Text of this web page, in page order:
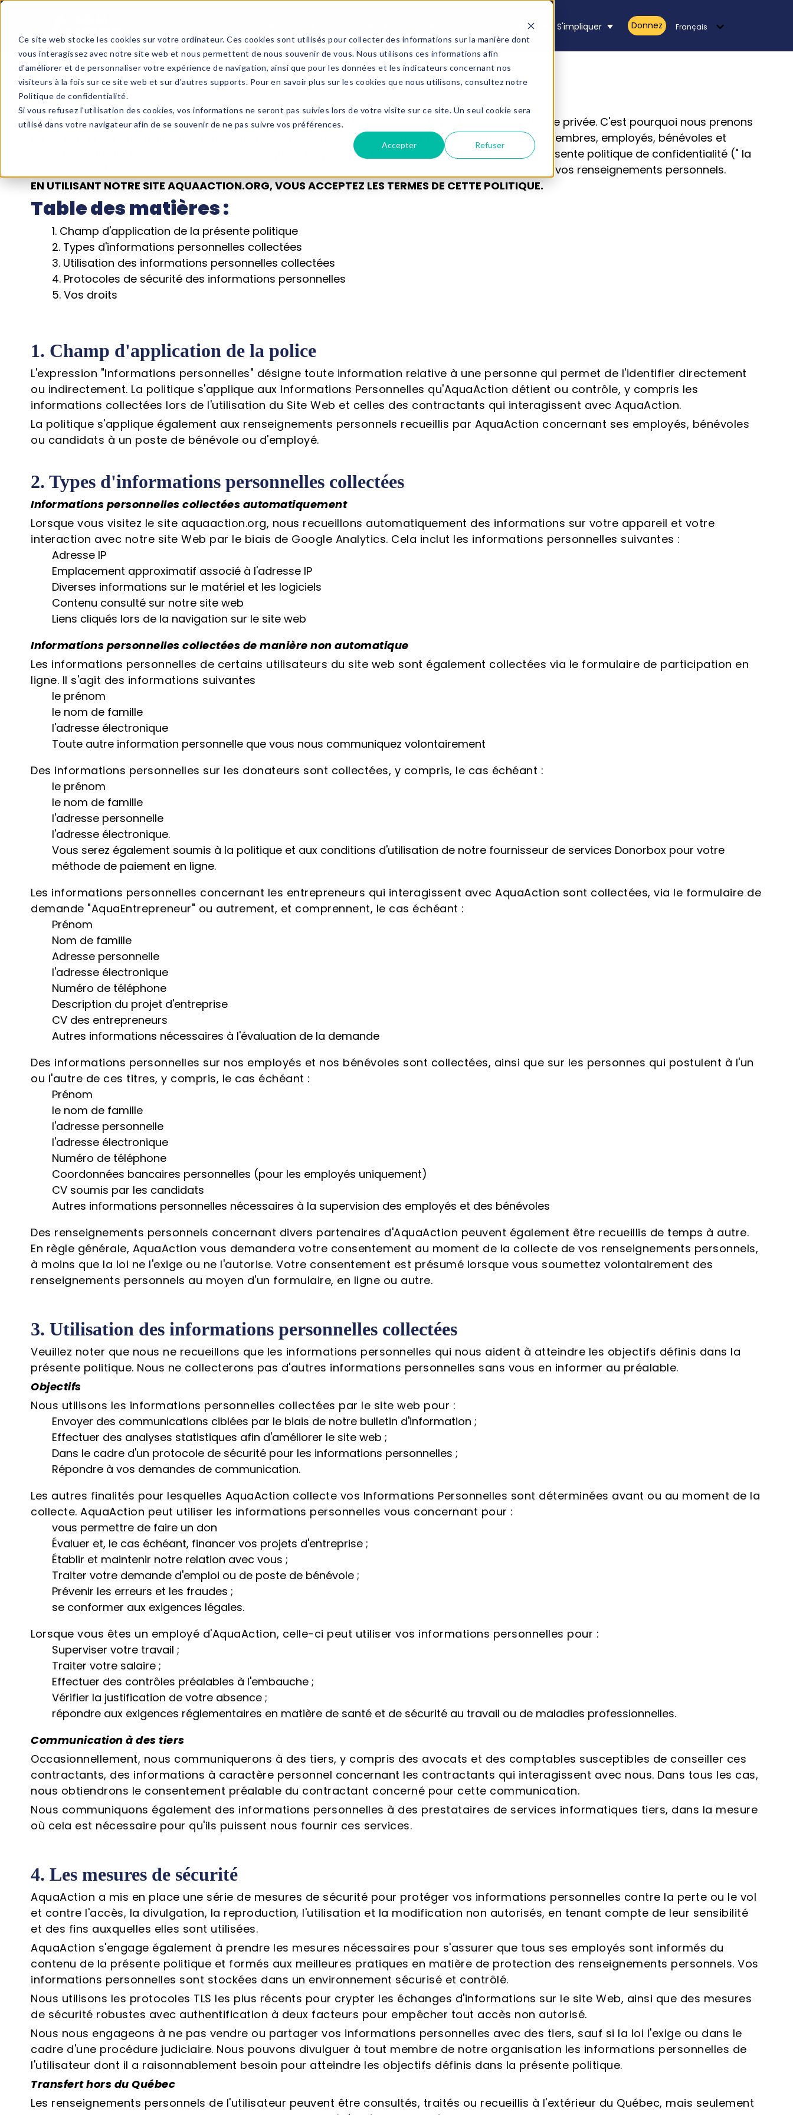
Ce site web stocke les cookies sur votre ordinateur. Ces cookies sont utilisés pour collecter des informations sur la manière dont
vous interagissez avec notre site web et nous permettent de nous souvenir de vous. Nous utilisons ces informations afin
d'améliorer et de personnaliser votre expérience de navigation, ainsi que pour les données et les indicateurs concernant nos
visiteurs à la fois sur ce site web et sur d'autres supports. Pour en savoir plus sur les cookies que nous utilisons, consultez notre
Politique de confidentialité.
Si vous refusez l'utilisation des cookies, vos informations ne seront pas suivies lors de votre visite sur ce site. Un seul cookie sera
utilisé dans votre navigateur afin de se souvenir de ne pas suivre vos préférences.
Accepter Refuser
Show submenu for Programmes
Nouvelles Show submenu for Nouvelles
S'impliquer Show submenu for S'impliquer
Donnez Français
Politique de confidentialité
aquaaction.org
AquaAction (" AquaAction " ou " nous ") accorde une grande importance à la protection de votre vie privée. C'est pourquoi nous prenons
au sérieux la confidentialité des renseignements personnels (tels que définis ci-dessous) de nos membres, employés, bénévoles et
utilisateurs du site Web (le " site Web "), ainsi que le respect des lois applicables à cet égard. La présente politique de confidentialité (" la
politique ") détaille également notre engagement et les mesures prises pour assurer la sécurité de vos renseignements personnels.
EN UTILISANT NOTRE SITE AQUAACTION.ORG, VOUS ACCEPTEZ LES TERMES DE CETTE POLITIQUE.
Table des matières :
1. Champ d'application de la présente politique
2. Types d'informations personnelles collectées
3. Utilisation des informations personnelles collectées
4. Protocoles de sécurité des informations personnelles
5. Vos droits
1. Champ d'application de la police
L'expression "Informations personnelles" désigne toute information relative à une personne qui permet de l'identifier directement
ou indirectement. La politique s'applique aux Informations Personnelles qu'AquaAction détient ou contrôle, y compris les
informations collectées lors de l'utilisation du Site Web et celles des contractants qui interagissent avec AquaAction.
La politique s'applique également aux renseignements personnels recueillis par AquaAction concernant ses employés, bénévoles
ou candidats à un poste de bénévole ou d'employé.
2. Types d'informations personnelles collectées
Informations personnelles collectées automatiquement
Lorsque vous visitez le site aquaaction.org, nous recueillons automatiquement des informations sur votre appareil et votre
interaction avec notre site Web par le biais de Google Analytics. Cela inclut les informations personnelles suivantes :
Adresse IP
Emplacement approximatif associé à l'adresse IP
Diverses informations sur le matériel et les logiciels
Contenu consulté sur notre site web
Liens cliqués lors de la navigation sur le site web
Informations personnelles collectées de manière non automatique
Les informations personnelles de certains utilisateurs du site web sont également collectées via le formulaire de participation en
ligne. Il s'agit des informations suivantes
le prénom
le nom de famille
l'adresse électronique
Toute autre information personnelle que vous nous communiquez volontairement
Des informations personnelles sur les donateurs sont collectées, y compris, le cas échéant :
le prénom
le nom de famille
l'adresse personnelle
l'adresse électronique.
Vous serez également soumis à la politique et aux conditions d'utilisation de notre fournisseur de services Donorbox pour votre
méthode de paiement en ligne.
Les informations personnelles concernant les entrepreneurs qui interagissent avec AquaAction sont collectées, via le formulaire de
demande "AquaEntrepreneur" ou autrement, et comprennent, le cas échéant :
Prénom
Nom de famille
Adresse personnelle
l'adresse électronique
Numéro de téléphone
Description du projet d'entreprise
CV des entrepreneurs
Autres informations nécessaires à l'évaluation de la demande
Des informations personnelles sur nos employés et nos bénévoles sont collectées, ainsi que sur les personnes qui postulent à l'un
ou l'autre de ces titres, y compris, le cas échéant :
Prénom
le nom de famille
l'adresse personnelle
l'adresse électronique
Numéro de téléphone
Coordonnées bancaires personnelles (pour les employés uniquement)
CV soumis par les candidats
Autres informations personnelles nécessaires à la supervision des employés et des bénévoles
Des renseignements personnels concernant divers partenaires d'AquaAction peuvent également être recueillis de temps à autre.
En règle générale, AquaAction vous demandera votre consentement au moment de la collecte de vos renseignements personnels,
à moins que la loi ne l'exige ou ne l'autorise. Votre consentement est présumé lorsque vous soumettez volontairement des
renseignements personnels au moyen d'un formulaire, en ligne ou autre.
3. Utilisation des informations personnelles collectées
Veuillez noter que nous ne recueillons que les informations personnelles qui nous aident à atteindre les objectifs définis dans la
présente politique. Nous ne collecterons pas d'autres informations personnelles sans vous en informer au préalable.
Objectifs
Nous utilisons les informations personnelles collectées par le site web pour :
Envoyer des communications ciblées par le biais de notre bulletin d'information ;
Effectuer des analyses statistiques afin d'améliorer le site web ;
Dans le cadre d'un protocole de sécurité pour les informations personnelles ;
Répondre à vos demandes de communication.
Les autres finalités pour lesquelles AquaAction collecte vos Informations Personnelles sont déterminées avant ou au moment de la
collecte. AquaAction peut utiliser les informations personnelles vous concernant pour :
vous permettre de faire un don
Évaluer et, le cas échéant, financer vos projets d'entreprise ;
Établir et maintenir notre relation avec vous ;
Traiter votre demande d'emploi ou de poste de bénévole ;
Prévenir les erreurs et les fraudes ;
se conformer aux exigences légales.
Lorsque vous êtes un employé d'AquaAction, celle-ci peut utiliser vos informations personnelles pour :
Superviser votre travail ;
Traiter votre salaire ;
Effectuer des contrôles préalables à l'embauche ;
Vérifier la justification de votre absence ;
répondre aux exigences réglementaires en matière de santé et de sécurité au travail ou de maladies professionnelles.
Communication à des tiers
Occasionnellement, nous communiquerons à des tiers, y compris des avocats et des comptables susceptibles de conseiller ces
contractants, des informations à caractère personnel concernant les contractants qui interagissent avec nous. Dans tous les cas,
nous obtiendrons le consentement préalable du contractant concerné pour cette communication.
Nous communiquons également des informations personnelles à des prestataires de services informatiques tiers, dans la mesure
où cela est nécessaire pour qu'ils puissent nous fournir ces services.
4. Les mesures de sécurité
AquaAction a mis en place une série de mesures de sécurité pour protéger vos informations personnelles contre la perte ou le vol
et contre l'accès, la divulgation, la reproduction, l'utilisation et la modification non autorisés, en tenant compte de leur sensibilité
et des fins auxquelles elles sont utilisées.
AquaAction s'engage également à prendre les mesures nécessaires pour s'assurer que tous ses employés sont informés du
contenu de la présente politique et formés aux meilleures pratiques en matière de protection des renseignements personnels. Vos
informations personnelles sont stockées dans un environnement sécurisé et contrôlé.
Nous utilisons les protocoles TLS les plus récents pour crypter les échanges d'informations sur le site Web, ainsi que des mesures
de sécurité robustes avec authentification à deux facteurs pour empêcher tout accès non autorisé.
Nous nous engageons à ne pas vendre ou partager vos informations personnelles avec des tiers, sauf si la loi l'exige ou dans le
cadre d'une procédure judiciaire. Nous pouvons divulguer à tout membre de notre organisation les informations personnelles de
l'utilisateur dont il a raisonnablement besoin pour atteindre les objectifs définis dans la présente politique.
Transfert hors du Québec
Les renseignements personnels de l'utilisateur peuvent être consultés, traités ou recueillis à l'extérieur du Québec, mais seulement